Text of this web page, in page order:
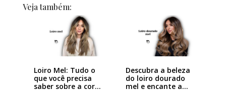
Veja também:
Loiro Mel: Tudo o
que você precisa
saber sobre a cor…
Descubra a beleza
do loiro dourado
mel e encante a…